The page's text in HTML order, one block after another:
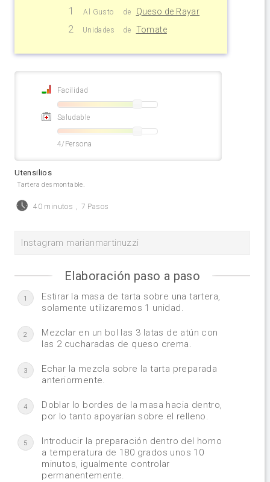
1 Al Gusto de Queso de Rayar
2 Unidades de Tomate
Facilidad
Saludable
4/Persona
Utensilios
Tartera desmontable.
40 minutos , 7 Pasos
Instagram marianmartinuzzi
Elaboración paso a paso
1
Estirar la masa de tarta sobre una tartera,
solamente utilizaremos 1 unidad.
2
Mezclar en un bol las 3 latas de atún con
las 2 cucharadas de queso crema.
3
Echar la mezcla sobre la tarta preparada
anteriormente.
4
Doblar lo bordes de la masa hacia dentro,
por lo tanto apoyarían sobre el relleno.
5
Introducir la preparación dentro del horno
a temperatura de 180 grados unos 10
minutos, igualmente controlar
permanentemente.